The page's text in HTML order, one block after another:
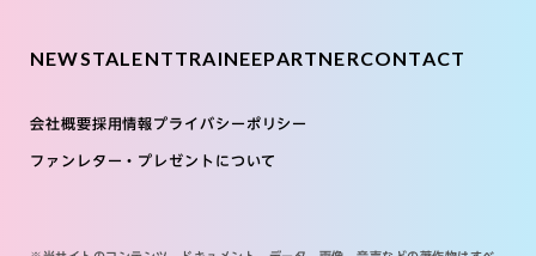
NEWSTALENTTRAINEEPARTNERCONTACT
会社概要採用情報プライバシーポリシー
ファンレター・プレゼントについて